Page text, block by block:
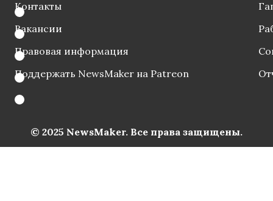
Контакты
Вакансии
Правовая информация
Поддержать NewsMaker на Patreon
© 2025 NewsMaker. Все права защищены.